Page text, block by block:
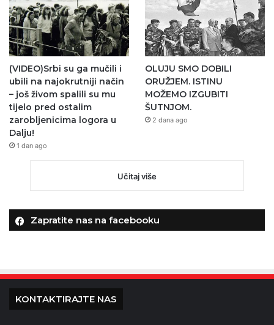
(VIDEO)Srbi su ga mučili i
ubili na najokrutniji način
– još živom spalili su mu
tijelo pred ostalim
zarobljenicima logora u
Dalju!
1 dan ago
OLUJU SMO DOBILI
ORUŽJEM. ISTINU
MOŽEMO IZGUBITI
ŠUTNJOM.
2 dana ago
Učitaj više
Zapratite nas na facebooku
KONTAKTIRAJTE NAS